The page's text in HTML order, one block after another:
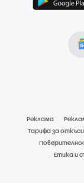
Реклама
Тарифа за откъси
Етика и